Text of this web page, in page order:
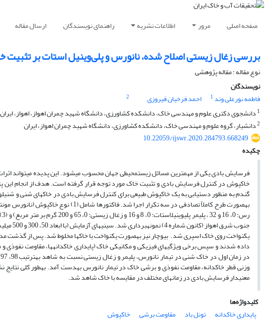
صفحه اصلی مرور اطلاعات نشریه راهنمای نویسندگان ارسال مقاله
بررسی زغال زیستی اصلاح شده، نانورس و پلی‌وینیل استات بر
نوع مقاله : مقاله پژوهشی
نویسندگان
فاطمه نورعلی وند 1 احمد فرخیان فیروزی
2
1 دانشجوی دکتری علوم و مهندسی خاک، دانشکده کشاورزی، دانشگاه شهید چمران اهواز، اهواز،
2دانشیار، گروه علوم و مهندسی خاک، دانشکده کشاورزی، دانشگاه شهید چمران اهواز، ایران
10.22059/ijswr.2020.284793.668249
چکیده
فرسایش بادی یکی از مهم­ترین مسائل زیست­محیطی جهان محسوب می­شود. این پدیده می­تواند
خاک­پوش در کنترل فرسایش بادی و تثبیت خاک مورد توجه قرار گرفته است. هدف از انجام این
گندم به منظور دستیابی به یک خاک­پوش طبیعی برای کنترل فرسایش بادی در خاک­های شنی و
جنوب
داده شدند و سپس برخی ویژگی­های فیزیکی و مکانیکی خاک (پایداری خاک­دانه­ها، مقاومت
وزنی قطر خاک­دانه، مقاومت نفوذی و برشی خاک در تیمار نانورس به­دست آمد. به­طور کلی
معنی­دار فرسایش بادی در زمان­های مختلف در مقایسه با خاک شاهد شد.
کلیدواژه‌ها
پایداری خاکدانه
تونل باد مقاومت برشی
خاکپوش